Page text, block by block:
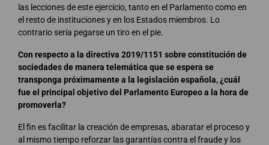
las lecciones de este ejercicio, tanto en el Parlamento como en
el resto de instituciones y en los Estados miembros. Lo
contrario sería pegarse un tiro en el pie.
Con respecto a la directiva 2019/1151 sobre constitución de
sociedades de manera telemática que se espera se
transponga próximamente a la legislación española, ¿cuál
fue el principal objetivo del Parlamento Europeo a la hora de
promoverla?
El fin es facilitar la creación de empresas, abaratar el proceso y
al mismo tiempo reforzar las garantías contra el fraude y los